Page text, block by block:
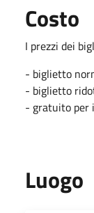
Costo
I prezzi dei
- biglietto
- biglietto
- gratuito per
Luogo